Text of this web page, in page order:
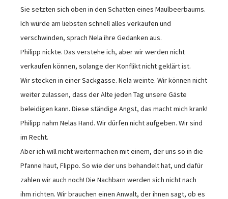
Sie setzten sich oben in den Schatten eines Maulbeerbaums.
Ich würde am liebsten schnell alles verkaufen und
verschwinden, sprach Nela ihre Gedanken aus.
Philipp nickte. Das verstehe ich, aber wir werden nicht
verkaufen können, solange der Konflikt nicht geklärt ist.
Wir stecken in einer Sackgasse. Nela weinte. Wir können nicht
weiter zulassen, dass der Alte jeden Tag unsere Gäste
beleidigen kann. Diese ständige Angst, das macht mich krank!
Philipp nahm Nelas Hand. Wir dürfen nicht aufgeben. Wir sind
im Recht.
Aber ich will nicht weitermachen mit einem, der uns so in die
Pfanne haut, Flippo. So wie der uns behandelt hat, und dafür
zahlen wir auch noch! Die Nachbarn werden sich nicht nach
ihm richten. Wir brauchen einen Anwalt, der ihnen sagt, ob es